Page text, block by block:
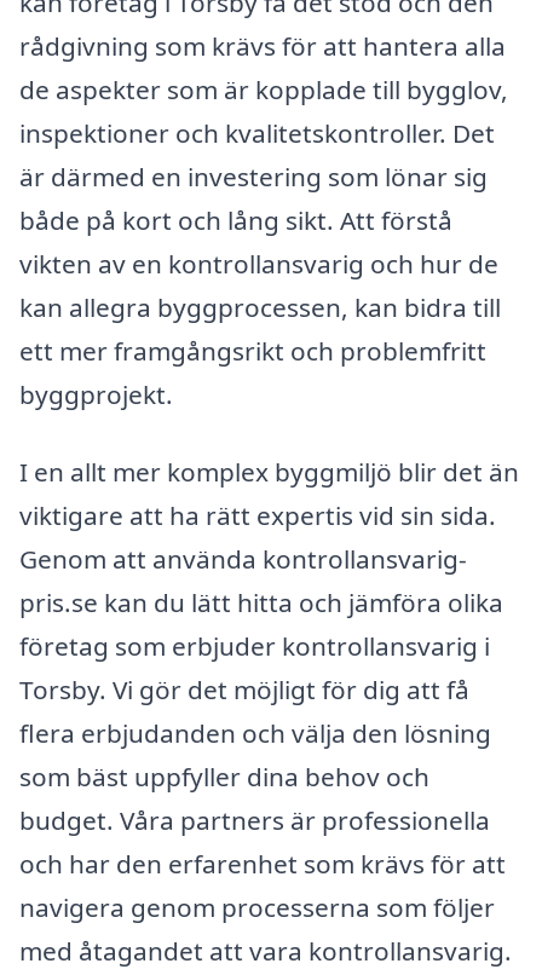
rådgivning som krävs för att hantera alla
de aspekter som är kopplade till bygglov,
inspektioner och kvalitetskontroller. Det
är därmed en investering som lönar sig
både på kort och lång sikt. Att förstå
vikten av en kontrollansvarig och hur de
kan allegra byggprocessen, kan bidra till
ett mer framgångsrikt och problemfritt
byggprojekt.
I en allt mer komplex byggmiljö blir det än
viktigare att ha rätt expertis vid sin sida.
Genom att använda kontrollansvarig-
pris.se kan du lätt hitta och jämföra olika
företag som erbjuder kontrollansvarig i
Torsby. Vi gör det möjligt för dig att få
flera erbjudanden och välja den lösning
som bäst uppfyller dina behov och
budget. Våra partners är professionella
och har den erfarenhet som krävs för att
navigera genom processerna som följer
med åtagandet att vara kontrollansvarig.